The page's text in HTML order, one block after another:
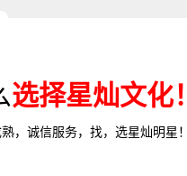
选择星灿文化！
，诚信服务，找，选星灿明星！